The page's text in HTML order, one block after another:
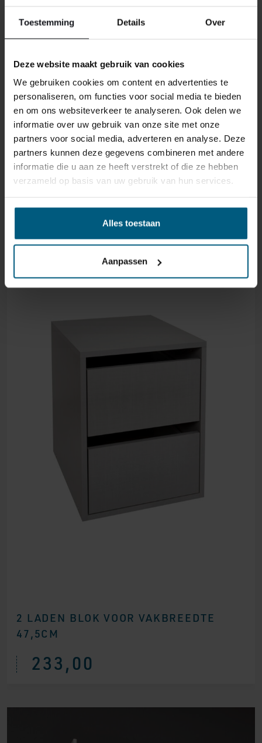
Toestemming Details Over
Deze website maakt gebruik van cookies
We gebruiken cookies om content en advertenties te
personaliseren, om functies voor social media te bieden
en om ons websiteverkeer te analyseren. Ook delen we
informatie over uw gebruik van onze site met onze
partners voor social media, adverteren en analyse. Deze
partners kunnen deze gegevens combineren met andere
informatie die u aan ze heeft verstrekt of die ze hebben
verzameld op basis van uw gebruik van hun services.
Alles toestaan
Aanpassen
dagen na ontvangst zonder opgave van reden te
annuleren. Behandel het product met zorg en zorg
Mocht het product beschadigd zijn of is de verpakking
meer beschadigd dan nodig, dan kunnen we deze
waardevermindering van het product aan u
doorberekenen.
GERELATEERDE PRODUCTEN
2 LADEN BLOK VOOR VAKBREEDTE
47,5CM
233,00